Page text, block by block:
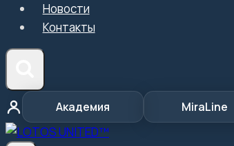
Новости
Контакты
Академия MiraLine